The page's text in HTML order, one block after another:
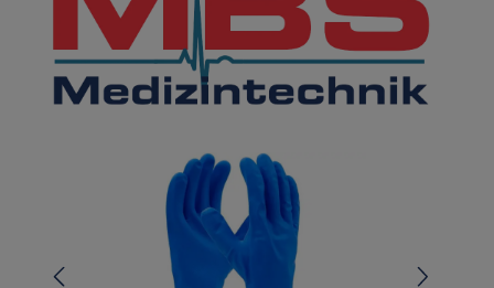
Bildergalerie überspringen